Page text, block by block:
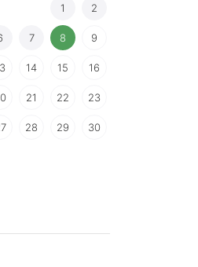
1 2
7 8 9
14 15 16
21 22 23
28 29 30